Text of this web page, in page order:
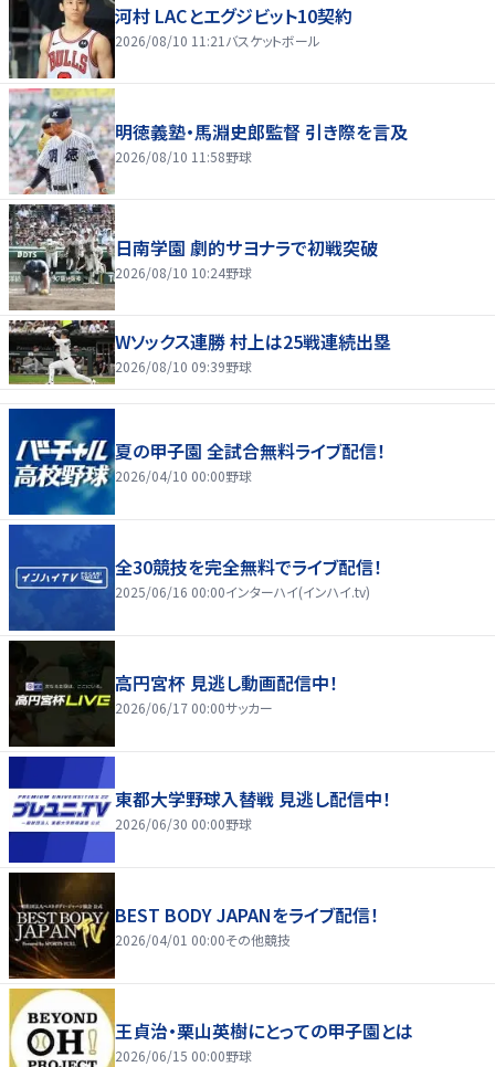
河村 LACとエグジビット10契約
2026/08/10 11:21 バスケットボール
明徳義塾・馬淵史郎監督 引き際を言及
2026/08/10 11:58野球
日南学園 劇的サヨナラで初戦突破
2026/08/10 10:24野球
Wソックス連勝 村上は25戦連続出塁
2026/08/10 09:39野球
夏の甲子園 全試合無料ライブ配信！
2026/04/10 00:00野球
全30競技を完全無料でライブ配信！
2025/06/16 00:00インターハイ(インハイ.tv)
高円宮杯 見逃し動画配信中！
2026/06/17 00:00サッカー
東都大学野球入替戦 見逃し配信中！
2026/06/30 00:00野球
BEST BODY JAPANをライブ配信！
2026/04/01 00:00その他競技
王貞治・栗山英樹にとっての甲子園とは
2026/06/15 00:00野球